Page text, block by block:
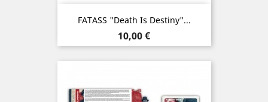
FATASS "Death Is Destiny"...
Prix
10,00 €